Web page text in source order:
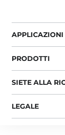
APPLICAZIONI
PRODOTTI
SIETE ALLA
LEGALE